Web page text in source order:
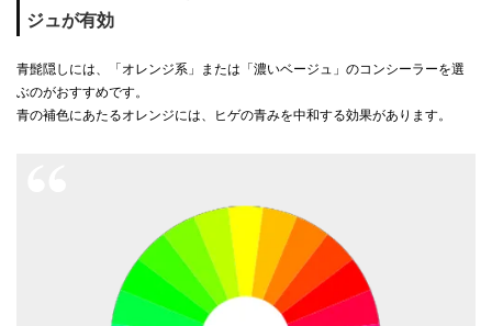
ジュが有効
青髭隠しには、「オレンジ系」または「濃いベージュ」のコンシーラーを選
ぶのがおすすめです。
青の補色にあたるオレンジには、ヒゲの青みを中和する効果があります。